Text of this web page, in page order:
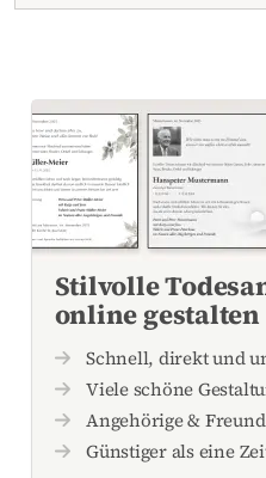
Stilvolle
online gestalten
Schnell, direkt und
Viele schöne
Angehörige &
Günstiger als eine